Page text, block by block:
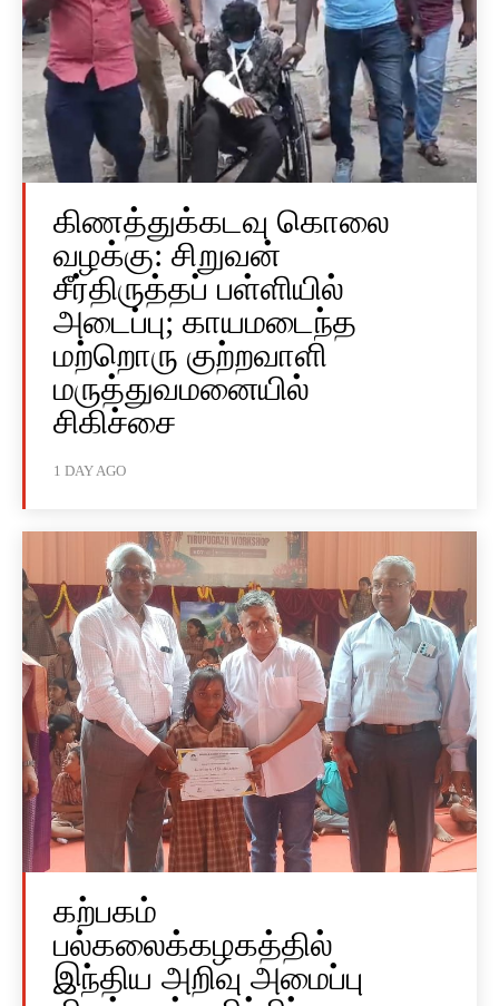
கிணத்துக்கடவு கொலை
வழக்கு: சிறுவன்
சீர்திருத்தப் பள்ளியில்
அடைப்பு; காயமடைந்த
மற்றொரு குற்றவாளி
மருத்துவமனையில்
சிகிச்சை
1 DAY AGO
கற்பகம்
பல்கலைக்கழகத்தில்
இந்திய அறிவு அமைப்பு